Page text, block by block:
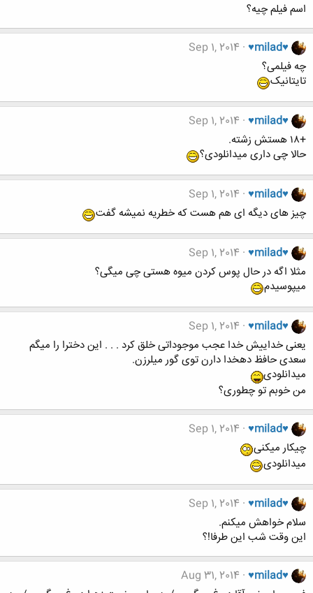
اسم فیلم چیه؟
♥milad♥
Sep 1, 2014
چه فیلمی؟
تایتانیک
♥milad♥
Sep 1, 2014
+۱۸ هستش زشته.
حالا چی داری میدانلودی؟
♥milad♥
Sep 1, 2014
چیز های دیگه ای هم هست که خطریه نمیشه گفت
♥milad♥
Sep 1, 2014
مثلا اگه در حال پوس کردن میوه هستی چی میگی؟
میپوسیدم
♥milad♥
Sep 1, 2014
یعنی خداییش خدا عجب موجوداتی خلق کرد . . . این دخترا را میگم
سعدی حافظ دهخدا دارن توی گور میلرزن.
میدانلودی
من خوبم تو چطوری؟
♥milad♥
Sep 1, 2014
چیکار میکنی
میدانلودی
♥milad♥
Sep 1, 2014
سلام خواهش میکنم.
این وقت شب این طرفا!؟
♥milad♥
Aug 31, 2014